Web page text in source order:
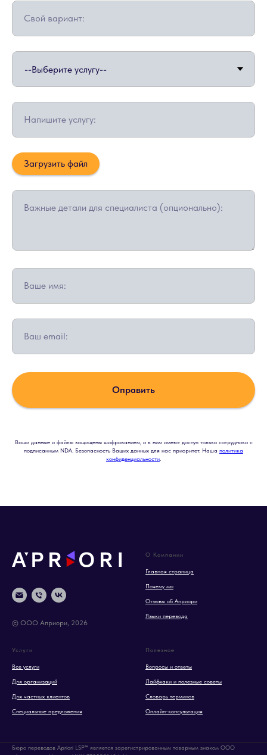
Свой вариант:
Напишите услугу:
Загрузить файл
Важные детали для специалиста (опционально):
Ваше имя:
Ваш email:
Оправить
Ваши данные и файлы защищены шифрованием, и к ним имеют доступ только сотрудники с
подписанным NDA. Безопасность Ваших данных для нас приоритет. Наша политика
конфиденциальности
© ООО Априори, 2026
О Компании
Главная страница
Почему мы
Отзывы об Априори
Языки перевода
Услуги
Все услуги
Для организаций
Для частных клиентов
Специальные предложения
Полезное
Вопросы и ответы
Лайфхаки и полезные советы
Словарь терминов
Онлайн-консультация
Бюро переводов Apriori LSP™ является зарегистрированным товарным знаком ООО